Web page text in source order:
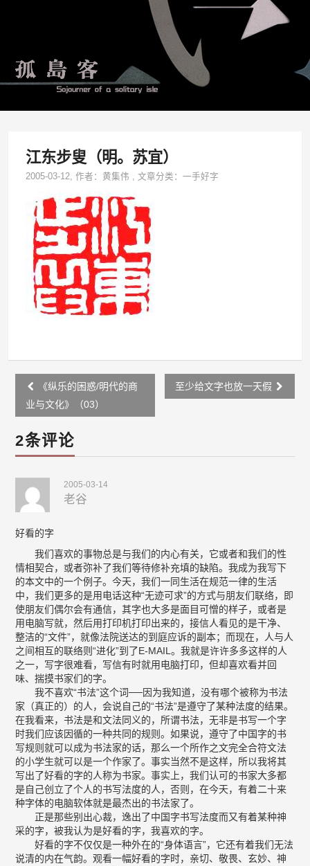
江东步叟（明。苏宜）
2005-03-12, 作者：黄集伟 ,文章分类：一手好字
Post
navigation
《纵乐的困惑/明代的商
业与文化》（03）
至少给文字也放一天假
2条评论
2005-03-14
老谷
好看的字
我们喜欢的事物总是与我们的内心有关，它或者和我们的性
情相契合，或者弥补了我们等待修补充填的缺陷。我成为我写下
的本文中的一个例子。今天，我们一同生活在规范一律的生活
中，我们更多的是用电话这种“无迹可求”的方式与朋友们联络，即
使朋友们偶尔会有通信，其字也大多是面目可憎的样子，或者是
用电脑写就，然后用打印机打印出来的，接信人看见的是干净、
整洁的“文件”，就像法院送达的到庭应诉的副本；而现在，人与人
之间相互的联络则“进化”到了E-MAIL。我就是许许多多这样的人
之一，写字很难看，写信有时就用电脑打印，但却喜欢看并回
味、揣摸书家们的字。
我不喜欢“书法”这个词──因为我知道，没有哪个被称为书法
家（真正的）的人，会说自己的“书法”是遵守了某种法度的结果。
在我看来，书法是和文法同义的，所谓书法，无非是书写一个字
时我们应该因循的一种共同的规则。如果说，遵守了中国字的书
写规则就可以成为书法家的话，那么一个所作之文完全合符文法
的小学生就可以是一个作家了。事实当然不是这样，所以我将其
写出了好看的字的人称为书家。事实上，我们认可的书家大多都
是自己创立了个人的书写法度的人，否则，在今天，有着二十来
种字体的电脑软体就是最杰出的书法家了。
正是那些别出心裁，逸出了中国字书写法度而又有着某种神
采的字，被我认为是好看的字，我喜欢的字。
好看的字不仅仅是一种外在的“身体语言”，它还有着我们无法
说清的内在气韵。观看一幅好看的字时，亲切、敬畏、玄妙、神